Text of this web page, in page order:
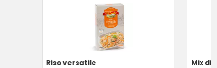
Riso versatile Mix di